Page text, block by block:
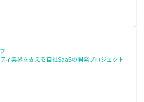
ィ業界を支える自社SaaSの開発プロジェクト